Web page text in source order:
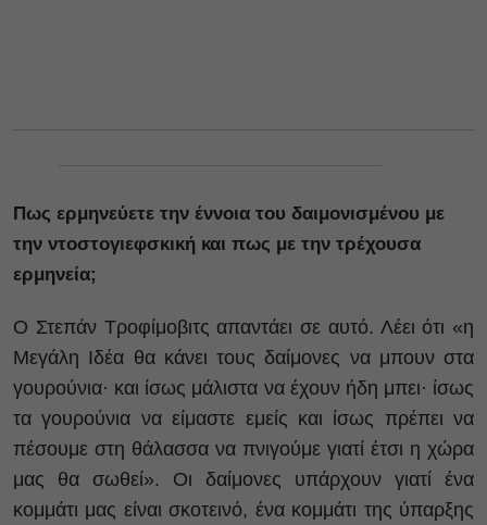
Πως ερμηνεύετε την έννοια του δαιμονισμένου με
την ντοστογιεφσκική και πως με την τρέχουσα
ερμηνεία;
Ο Στεπάν Τροφίμοβιτς απαντάει σε αυτό. Λέει ότι «η
Μεγάλη Ιδέα θα κάνει τους δαίμονες να μπουν στα
γουρούνια· και ίσως μάλιστα να έχουν ήδη μπει· ίσως
τα γουρούνια να είμαστε εμείς και ίσως πρέπει να
πέσουμε στη θάλασσα να πνιγούμε γιατί έτσι η χώρα
μας θα σωθεί». Οι δαίμονες υπάρχουν γιατί ένα
κομμάτι μας είναι σκοτεινό, ένα κομμάτι της ύπαρξης